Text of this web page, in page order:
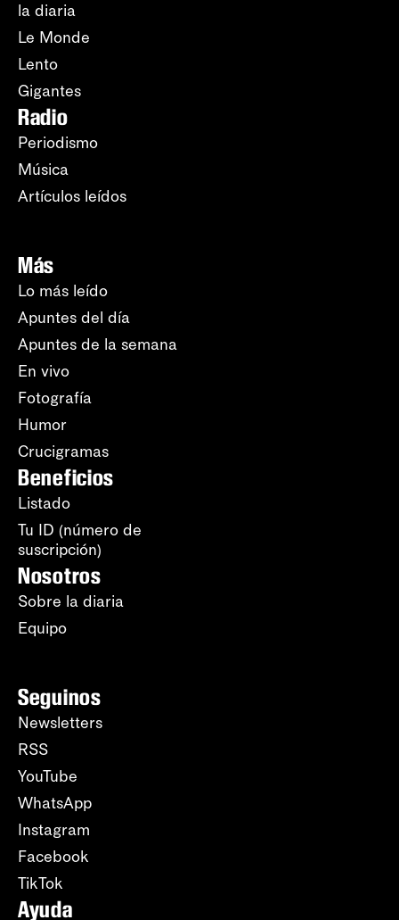
la diaria
Le Monde
Lento
Gigantes
Radio
Periodismo
Música
Artículos leídos
Más
Lo más leído
Apuntes del día
Apuntes de la semana
En vivo
Fotografía
Humor
Crucigramas
Beneficios
Listado
Tu ID (número de
suscripción)
Nosotros
Sobre la diaria
Equipo
Seguinos
Newsletters
RSS
YouTube
WhatsApp
Instagram
Facebook
TikTok
Ayuda